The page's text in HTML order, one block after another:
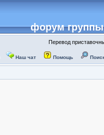
форум
Перевод
Наш чат Помощь